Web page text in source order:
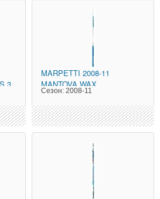
3
MARPETTI 2008-11
MANTOVA WAX
Сезон: 2008-11